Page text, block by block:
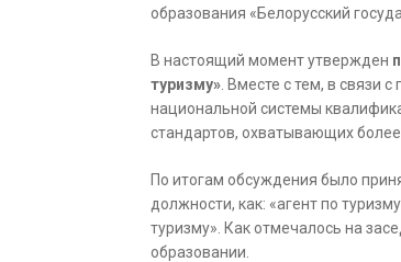
образования «Белорусский
В настоящий момент утвержден
туризму» . Вместе с тем, в
национальной системы
стандартов, охватывающих
По итогам обсуждения было
должности, как: «агент по
туризму». Как отмечалось на
образовании.